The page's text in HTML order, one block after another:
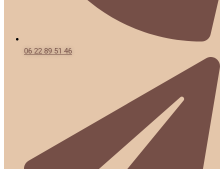
06 22 89 51 46